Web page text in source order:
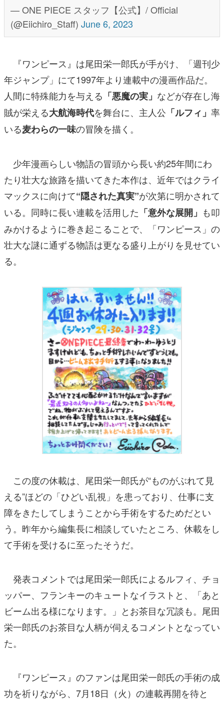
— ONE PIECE スタッフ【公式】/ Official
(@Eiichiro_Staff) June 6, 2023
『ワンピース』は尾田栄一郎氏が手がけ、「週刊少
年ジャンプ」にて1997年より連載中の漫画作品だ。
人間に特殊能力を与える 「悪魔の実」 などが存在し海
賊が栄える大航海時代を舞台に、主人公 「ルフィ」 率
いる麦わらの一味の冒険を描く。
少年漫画らしい物語の冒頭から長い約25年間にわ
たり壮大な旅路を描いてきた本作は、近年ではクライ
マックスに向けて“隠された真実”が次第に明かされて
いる。同時に長い連載を活用した 「意外な展開」 も叩
みかけるように巻き起こることで、「ワンピース」の
壮大な謎に通ずる物語は更なる盛り上がりを見せてい
る。
この度の休載は、尾田栄一郎氏が“ものがぶれて見
える”ほどの「ひどい乱視」を患っており、仕事に支
障をきたしてしまうことから手術をするためだとい
う。昨年から編集長に相談していたところ、休載をし
て手術を受けるに至ったそうだ。
発表コメントでは尾田栄一郎氏によるルフィ、チョ
ッパー、フランキーのキュートなイラストと、「あと
ビーム出る様になります。」とお茶目な冗談も。尾田
栄一郎氏のお茶目な人柄が伺えるコメントとなってい
た。
『ワンピース』のファンは尾田栄一郎氏の手術の成
功を祈りながら、7月18日（火）の連載再開を待と